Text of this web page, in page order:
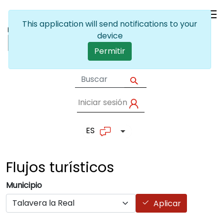
User account
Iniciar sesión
ES Lista adicional de
Flujos turísticos
Municipio
Aplicar
This application will send notifications to your
device
Permitir